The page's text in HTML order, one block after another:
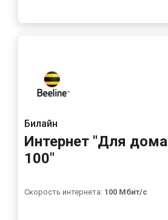
Билайн
Интернет "Для дома
100"
Скорость интернета: 100 Мбит/с